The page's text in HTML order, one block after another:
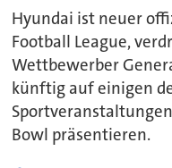
Hyundai ist neuer
Football League,
Wettbewerber
künftig auf einigen
Bowl präsentieren.